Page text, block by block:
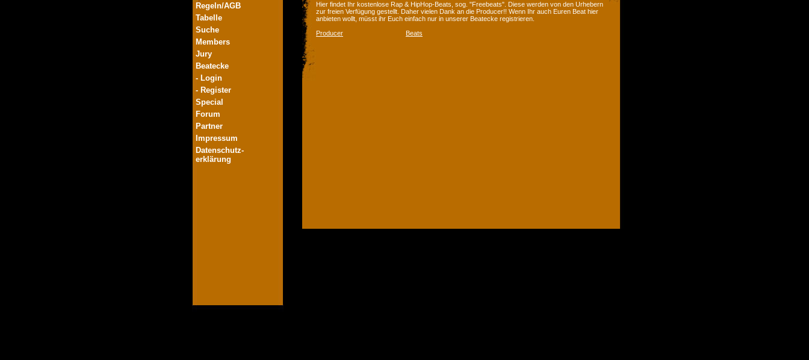
Regeln/AGB
Tabelle
Suche
Members
Jury
Beatecke
- Login
- Register
Special
Forum
Partner
Impressum
Datenschutz-
erklärung
Hier findet Ihr kostenlose Rap & HipHop-Beats, sog. "Freebeats". Diese werden von den Urhebern
zur freien Verfügung gestellt. Daher vielen Dank an die Producer!! Wenn Ihr auch Euren Beat hier
anbieten wollt, müsst ihr Euch einfach nur in unserer Beatecke registrieren.
Producer
Beats